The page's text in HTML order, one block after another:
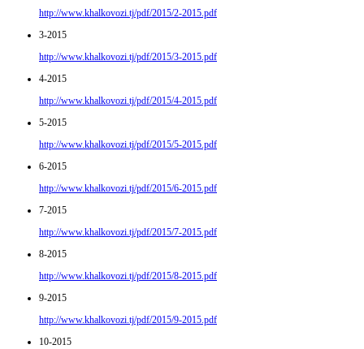
http://www.khalkovozi.tj/pdf/2015/2-2015.pdf
3-2015
http://www.khalkovozi.tj/pdf/2015/3-2015.pdf
4-2015
http://www.khalkovozi.tj/pdf/2015/4-2015.pdf
5-2015
http://www.khalkovozi.tj/pdf/2015/5-2015.pdf
6-2015
http://www.khalkovozi.tj/pdf/2015/6-2015.pdf
7-2015
http://www.khalkovozi.tj/pdf/2015/7-2015.pdf
8-2015
http://www.khalkovozi.tj/pdf/2015/8-2015.pdf
9-2015
http://www.khalkovozi.tj/pdf/2015/9-2015.pdf
10-2015